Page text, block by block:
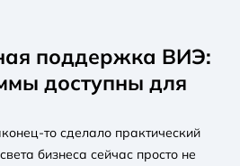
поддержка ВИЭ:
доступны для
то сделало практический
бизнеса сейчас просто не